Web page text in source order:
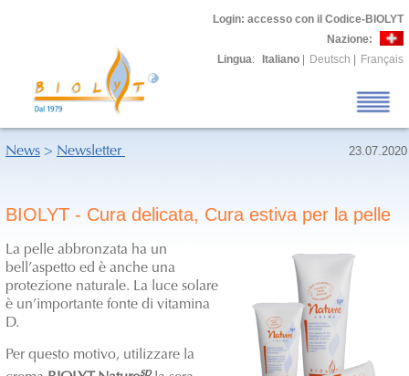
Login: accesso con il Codice-BIOLYT
Nazione:
Lingua: Italiano Deutsch Français
News > Newsletter 23.07.2020
BIOLYT - Cura delicata, Cura estiva per la pelle
La pelle abbronzata ha un
bell’aspetto ed è anche una
protezione naturale. La luce solare
è un’importante fonte di vitamina
D.
Per questo motivo, utilizzare la
sp